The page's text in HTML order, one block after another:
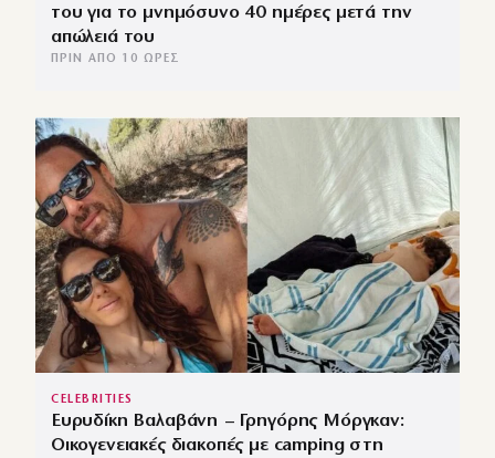
του για το μνημόσυνο 40 ημέρες μετά την
απώλειά του
ΠΡΙΝ ΑΠΌ 10 ΏΡΕΣ
CELEBRITIES
Ευρυδίκη Βαλαβάνη – Γρηγόρης Μόργκαν:
Οικογενειακές διακοπές με camping στη